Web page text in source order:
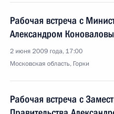
Рабочая встреча с
Александром
2 июня 2009 года, 17:00
Московская область, Горки
Рабочая встреча с